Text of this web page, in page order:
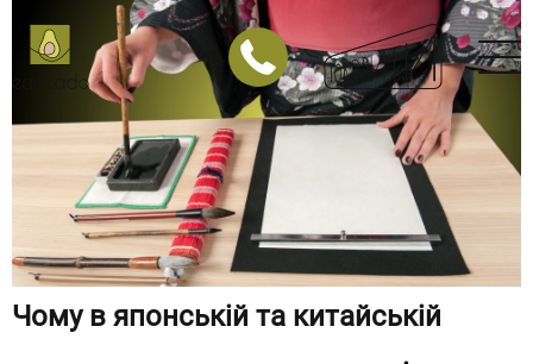
Японська
Китайська
Арабська
Німецька
Італійська
Польська
Корпоративні заняття
Чому в японській та китайській